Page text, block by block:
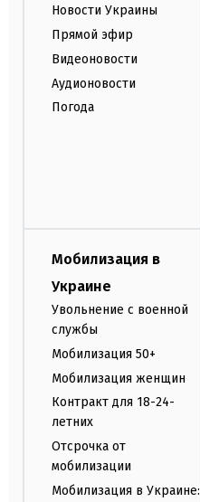
Новости Украины
Прямой эфир
Видеоновости
Аудионовости
Погода
Мобилизация в
Украине
Увольнение с военной
службы
Мобилизация 50+
Мобилизация женщин
Контракт для 18-24-
летних
Отсрочка от
мобилизации
Мобилизация в Украине: